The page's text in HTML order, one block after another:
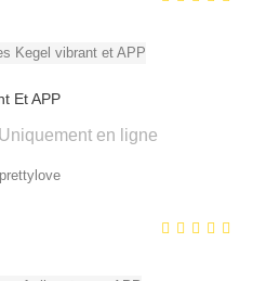
Et APP
en ligne
prettylove